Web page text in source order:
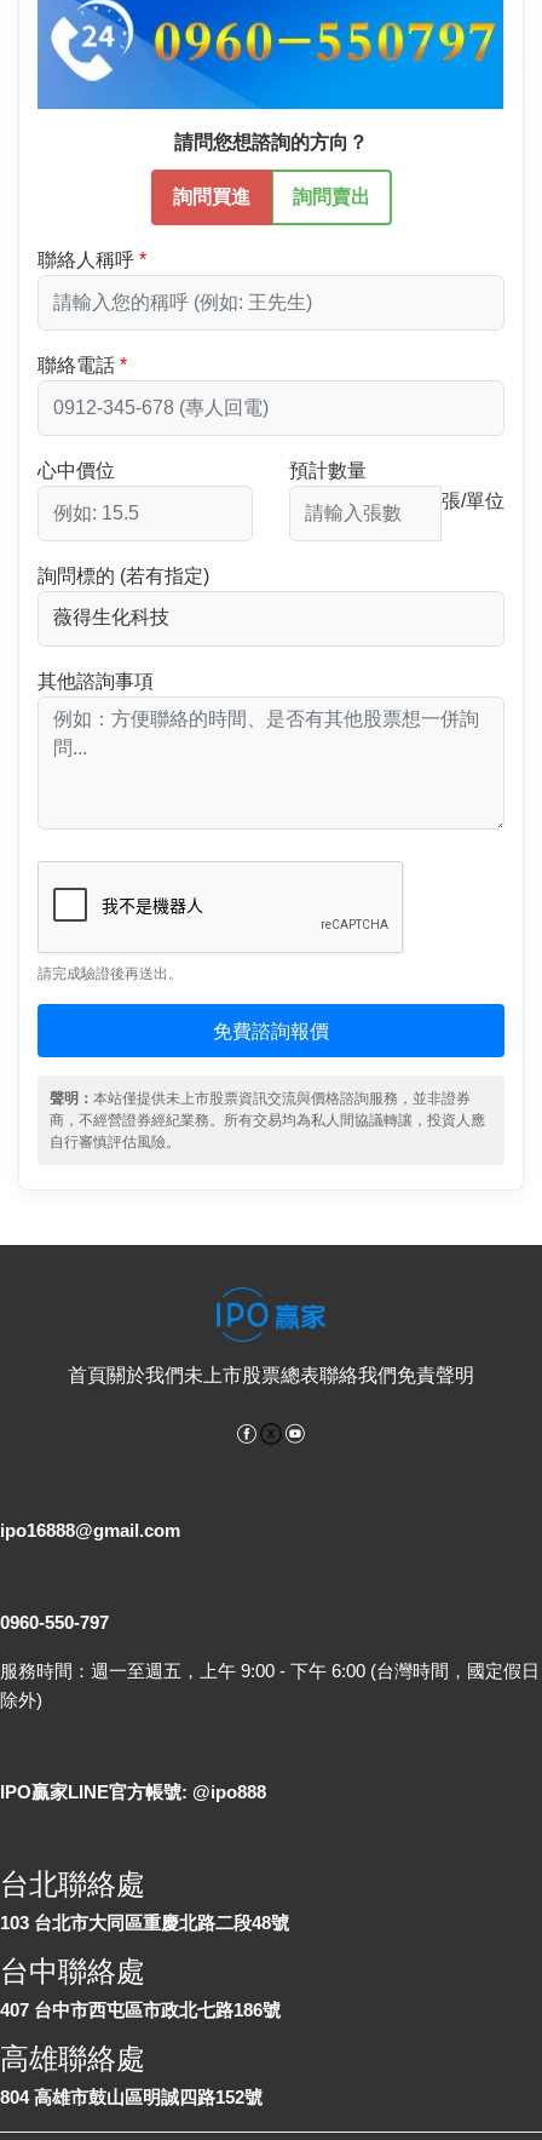
請問您想諮詢的方向？
詢問買進 詢問賣出
聯絡人稱呼
聯絡電話
心中價位
預計數量
張/單位
詢問標的 (若有指定)
其他諮詢事項
請完成驗證後再送出。
免費諮詢報價
聲明： 本站僅提供未上市股票資訊交流與價格諮詢服務，並非證券
商，不經營證券經紀業務。所有交易均為私人間協議轉讓，投資人應
自行審慎評估風險。
首頁關於我們未上市股票總表聯絡我們免責聲明
Facebook
ipo16888@gmail.com
0960-550-797
服務時間：週一至週五，上午 9:00 - 下午 6:00 (台灣時間，國定假日
除外)
IPO贏家LINE官方帳號: @ipo888
台北聯絡處
103 台北市大同區重慶北路二段48號
台中聯絡處
407 台中市西屯區市政北七路186號
高雄聯絡處
804 高雄市鼓山區明誠四路152號